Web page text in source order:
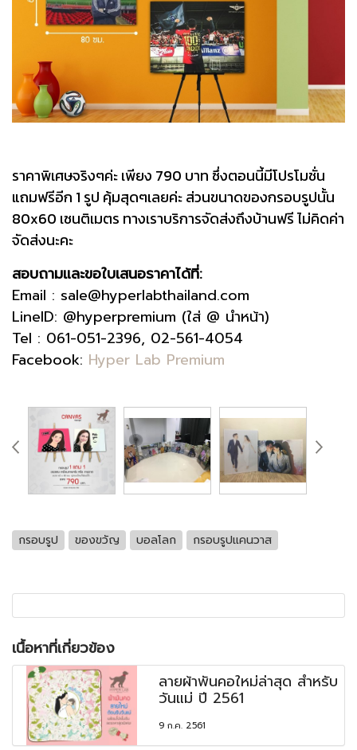
ราคาพิเศษจริงๆค่ะ เพียง 790 บาท ซึ่งตอนนี้มีโปรโมชั่น
แถมฟรีอีก 1 รูป คุ้มสุดๆเลยค่ะ ส่วนขนาดของกรอบรูปนั้น
80x60 เซนติเมตร ทางเราบริการจัดส่งถึงบ้านฟรี ไม่คิดค่า
จัดส่งนะคะ
สอบถามและขอใบเสนอราคาได้ที่:
Email : sale@hyperlabthailand.com
LineID: @hyperpremium (ใส่ @ นำหน้า)
Tel : 061-051-2396, 02-561-4054
Facebook: Hyper Lab Premium
กรอบรูป ของขวัญ บอลโลก กรอบรูปแคนวาส
เนื้อหาที่เกี่ยวข้อง
ลายผ้าพันคอใหม่ล่าสุด สำหรับ
วันแม่ ปี 2561
9 ก.ค. 2561